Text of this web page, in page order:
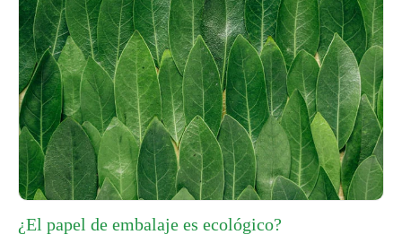
¿El papel de embalaje es ecológico?